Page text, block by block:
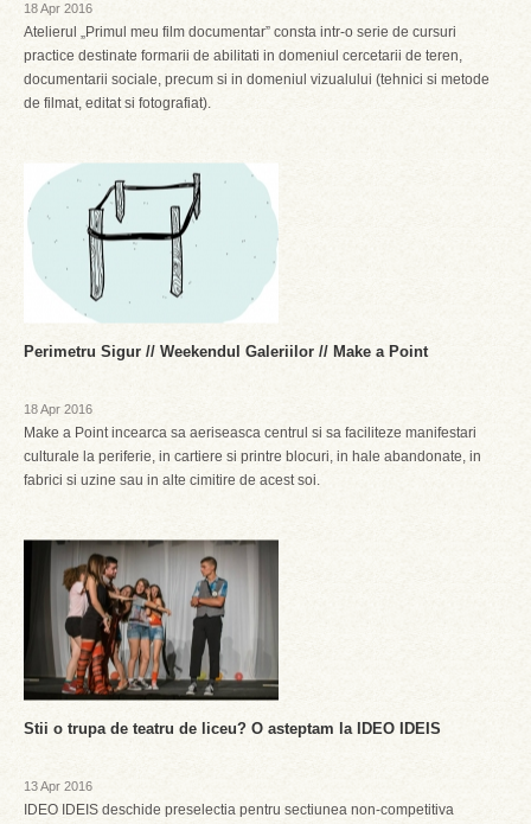
18 Apr 2016
Atelierul „Primul meu film documentar” consta intr-o serie de cursuri
practice destinate formarii de abilitati in domeniul cercetarii de teren,
documentarii sociale, precum si in domeniul vizualului (tehnici si metode
de filmat, editat si fotografiat).
Perimetru Sigur // Weekendul Galeriilor // Make a Point
18 Apr 2016
Make a Point incearca sa aeriseasca centrul si sa faciliteze manifestari
culturale la periferie, in cartiere si printre blocuri, in hale abandonate, in
fabrici si uzine sau in alte cimitire de acest soi.
Stii o trupa de teatru de liceu? O asteptam la IDEO IDEIS
13 Apr 2016
IDEO IDEIS deschide preselectia pentru sectiunea non-competitiva